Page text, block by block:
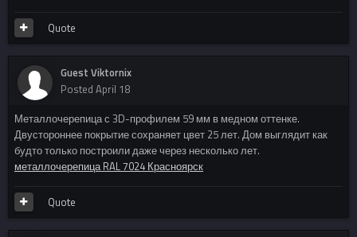
Quote
Guest Viktornix
Posted April 18
Металлочерепица с 3D-профилем 59 мм в медном оттенке.
Двустороннее покрытие сохраняет цвет 25 лет. Дом выглядит как
будто только построили даже через несколько лет.
металлочерепица RAL 7024 Красноярск
Quote